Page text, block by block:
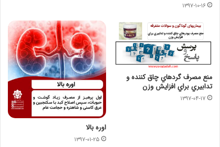
۱۳۹۷-۱۰-۱۶
منع مصرف گردهاي چاق كننده و
تدابيري براي افزايش وزن
۱۳۹۷-۰۴-۱۷
اوره بالا
۱۳۹۷-۰۱-۲۵